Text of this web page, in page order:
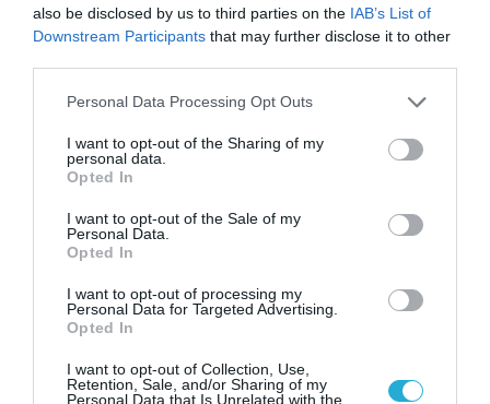
also be disclosed by us to third parties on the IAB’s List of
Downstream Participants that may further disclose it to other
Please note that this website/app uses one or more Google
not limited to your visit or usage behaviour. You may click to
grant or deny consent to Google and its third-party tags to
use your data for below specified purposes in below Google
consent section.
Personal Data Processing Opt Outs
I want to opt-out of the Sharing of my
personal data.
Opted In
I want to opt-out of the Sale of my
Personal Data.
Opted In
I want to opt-out of processing my
Personal Data for Targeted Advertising.
Opted In
I want to opt-out of Collection, Use,
Retention, Sale, and/or Sharing of my
Personal Data that Is Unrelated with the
HONOR 9X PRO από299€στα229€
179€
Οι παραπάνω προσφορές έχουν ήδη
ξεκινήσει και θα ισχύουν μέχρι τις 24
HONOR σε όλες τις αλυσίδες τεχνολογίας
HONOR 9X PRO HONOR WATCH GS PRO